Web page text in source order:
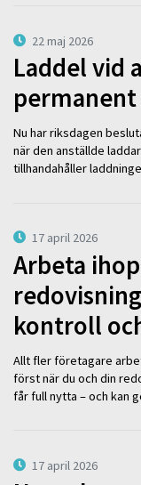
22 maj 2026
Laddel vid
Nu har riksdagen
när den anställde
tillhandahåller
17 april 2026
Arbeta
kontroll
Allt fler företagare
först när du och din
får full nytta – och kan
17 april 2026